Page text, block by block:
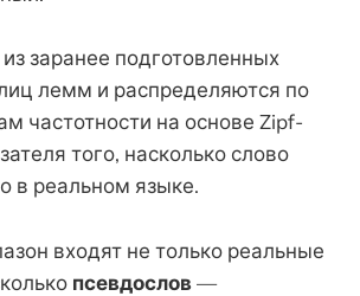
заранее подготовленных
лемм и распределяются по
частотности на основе Zipf-
того, насколько слово
в реальном языке.
входят не только реальные
псевдослов—